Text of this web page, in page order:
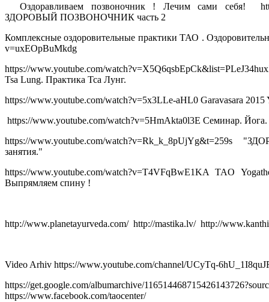
Оздоравливаем позвоночник ! Лечим сами себя!
ЗДОРОВЫЙ ПОЗВОНОЧНИК часть 2
Комплексные оздоровительные практики ТАО .
v=uxEOpBuMkdg
https://www.youtube.com/
Tsa Lung. Практика Тса Лунг.
https://www.youtube.com/watch?v=5x3LLe-aHL0 Garavasara
https://www.youtube.com/watch?v=5HmAkta0l3E Семинар.
https://www.youtube.com/
занятия."
https://www.youtube.com/watch?v=T4VFqBwE1KA TAO
Выпрямляем спину !
http://www.planetayurveda.com/ http://mastika.lv/ http://
Video Arhiv https://www.youtube.com/channel/UCyTq-
https://get.google.com/albumarchive/
https://www.facebook.com/taocenter/